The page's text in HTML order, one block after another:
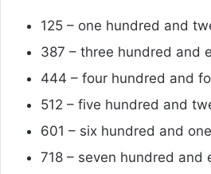
125 – one hundred and
387 – three hundred and
444 – four hundred and
512 – five hundred and
601 – six hundred and one
718 – seven hundred and